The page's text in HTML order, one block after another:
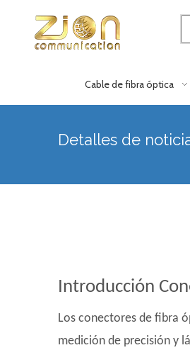
Cable de fibra óptica
Detalles de
Introducción
Los conectores de fibra
medición de precisión y